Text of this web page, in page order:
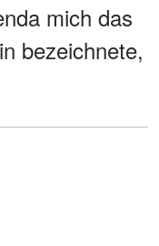
mich das
bezeichnete,